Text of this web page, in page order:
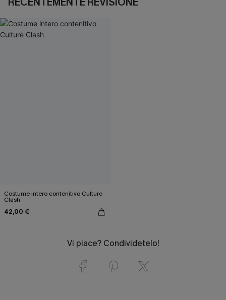
Costume intero contenitivo Culture
Clash
42,00 €
Vi piace? Condividetelo!